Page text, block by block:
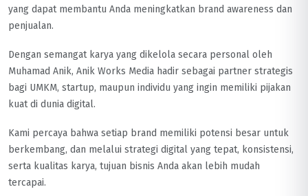
yang dapat membantu Anda meningkatkan brand awareness dan
penjualan.
Dengan semangat karya yang dikelola secara personal oleh
Muhamad Anik, Anik Works Media hadir sebagai partner strategis
bagi UMKM, startup, maupun individu yang ingin memiliki pijakan
kuat di dunia digital.
Kami percaya bahwa setiap brand memiliki potensi besar untuk
berkembang, dan melalui strategi digital yang tepat, konsistensi,
serta kualitas karya, tujuan bisnis Anda akan lebih mudah
tercapai.